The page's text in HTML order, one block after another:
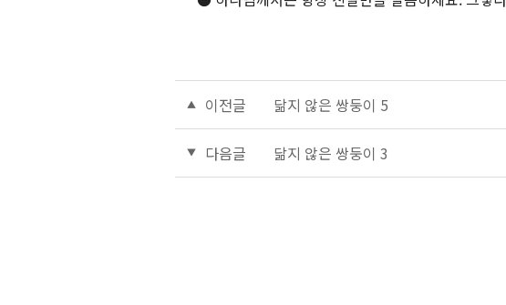
이전글 닮지 않은 쌍둥이 5
다음글 닮지 않은 쌍둥이 3